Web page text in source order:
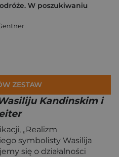
W poszukiwaniu
ZESTAW
Kandinskim i
„Realizm
symbolisty Wasilija
się o działalności